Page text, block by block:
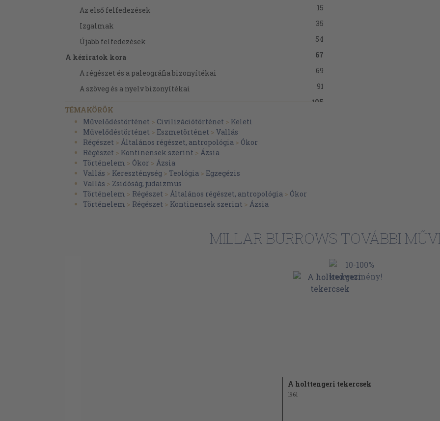
Az első felfedezések
15
Izgalmak
35
Újabb felfedezések
54
A kéziratok kora
67
A régészet és a paleográfia bizonyítékai
69
A szöveg és a nyelv bizonyítékai
91
A megszövegezés időpontjai
105
Történeti utalások a Habakkuk-kommentárban. A
kitteusok
Történeti utalások a Habakkuk-kommentárban
A személyek és az események azonosítása
Történeti utalások a többi iratban
Eszmék, kifejezésmód és irodalmi vonatkozások
A quamráni közösség
201
245
305
TÉMAKÖRÖK
Művelődéstörténet > Civilizációtörténet > Keleti
Művelődéstörténet > Eszmetörténet > Vallás
Régészet > Általános régészet, antropológia > Ókor
Régészet > Kontinensek szerint > Ázsia
Történelem > Ókor > Ázsia
Vallás > Kereszténység > Teológia > Egzegézis
Vallás > Zsidóság, judaizmus
Történelem > Régészet > Általános régészet, antropológia > Ókor
Történelem > Régészet > Kontinensek szerint > Ázsia
MILLAR BURROWS TOVÁBBI
A holttengeri tekercsek
1961